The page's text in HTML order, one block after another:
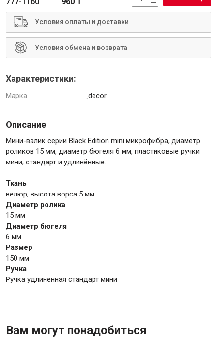
Условия оплаты и доставки
Условия обмена и возврата
Характеристики:
Марка decor
Описание
Мини-валик серии Black Edition mini микрофибра, диаметр
роликов 15 мм, диаметр бюгеля 6 мм, пластиковые ручки
мини, стандарт и удлинённые.
Ткань
велюр, высота ворса 5 мм
Диаметр ролика
15 мм
Диаметр бюгеля
6 мм
Размер
150 мм
Ручка
Ручка удлиненная стандарт мини
Вам могут понадобиться
Инструменты
Малярный инструмент
Специализированный инструмент
Инструмент для штукатурно-отделочных работ
Ещё 2
Анкеры